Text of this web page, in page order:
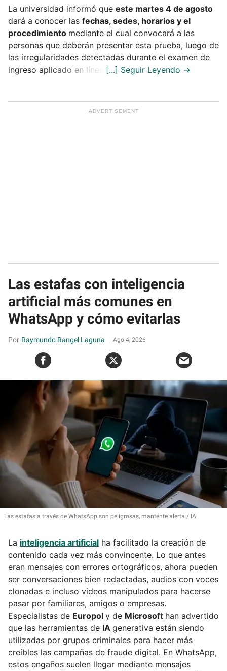
La universidad informó que este martes 4 de agosto
dará a conocer las fechas, sedes, horarios y el
procedimiento mediante el cual convocará a las
personas que deberán presentar esta prueba, luego de
las irregularidades detectadas durante el examen de
ingreso aplicado en línea.
Las estafas con inteligencia
artificial más comunes en
WhatsApp y cómo evitarlas
Raymundo Rangel Laguna Ago 4, 2026
Las estafas a través de WhatsApp son peligrosas, manténte alerta IA
La inteligencia artificial ha facilitado la creación de
contenido cada vez más convincente. Lo que antes
eran mensajes con errores ortográficos, ahora pueden
ser conversaciones bien redactadas, audios con voces
clonadas e incluso videos manipulados para hacerse
pasar por familiares, amigos o empresas.
Especialistas de Europol y de Microsoft han advertido
que las herramientas de IA generativa están siendo
utilizadas por grupos criminales para hacer más
creíbles las campañas de fraude digital. En WhatsApp,
estos engaños suelen llegar mediante mensajes